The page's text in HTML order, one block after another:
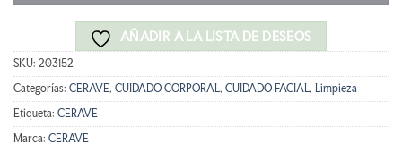
AÑADIR A LA LISTA DE DESEOS
SKU: 203152
Categorías: CERAVE, CUIDADO CORPORAL, CUIDADO FACIAL, Limpieza
Etiqueta: CERAVE
Marca: CERAVE